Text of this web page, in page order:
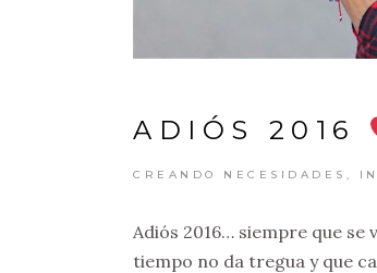
ADIÓS 2016
CREANDO NECESIDADES ,
Adiós 2016… siempre que se
tiempo no da tregua y que